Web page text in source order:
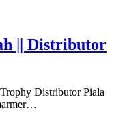
|| Distributor
Distributor Piala